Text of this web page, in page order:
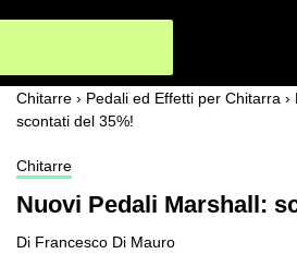
Chitarre › Pedali ed Effetti per Chitarra ›
scontati del 35%!
Chitarre
Nuovi Pedali Marshall:
Di Francesco Di Mauro